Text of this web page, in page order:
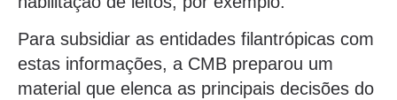
Para subsidiar as entidades filantrópicas com
estas informações, a CMB preparou um
material que elenca as principais decisões do